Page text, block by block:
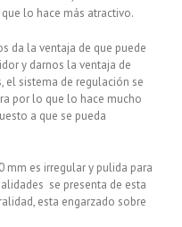
lo hace más atractivo.
da la ventaja de que puede
y darnos la ventaja de
el sistema de regulación se
por lo que lo hace mucho
a que se pueda
mm es irregular y pulida para
se presenta de esta
esta engarzado sobre